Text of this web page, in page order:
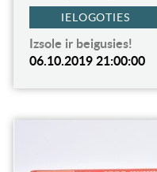
IELOGOTIES
Izsole ir beigusies!
06.10.2019 21:00:00